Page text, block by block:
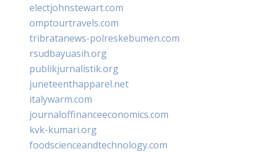
electjohnstewart.com
omptourtravels.com
tribratanews-polreskebumen.com
rsudbayuasih.org
publikjurnalistik.org
juneteenthapparel.net
italywarm.com
journaloffinanceeconomics.com
kvk-kumari.org
foodscienceandtechnology.com